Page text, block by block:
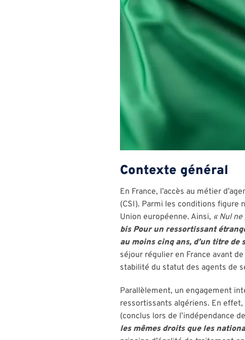
Contexte général
En France, l’accès au métier
(CSI). Parmi les conditions figure
Union européenne. Ainsi, « Nul
bis Pour un ressortissant
au moins cinq ans, d’un titre de
séjour régulier en France avant
stabilité du statut des agents de
Parallèlement, un engagement
ressortissants algériens. En effet,
(conclus lors de l’indépendance
les mêmes droits que les